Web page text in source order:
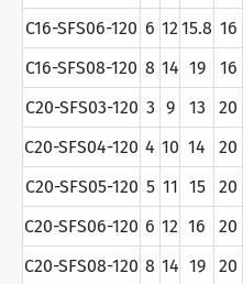
C16-SFS06-120 6 12 15.8 16
C16-SFS08-120 8 14 19 16
C20-SFS03-120 3 9 13 20
C20-SFS04-120 4 10 14 20
C20-SFS05-120 5 11 15 20
C20-SFS06-120 6 12 16 20
C20-SFS08-120 8 14 19 20